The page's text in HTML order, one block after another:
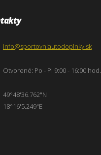
info@sportovniautodoplnky.sk
Otvorené: Po - Pi 9:00 - 16:00 hod.
49°48'36.762"N
18°16'5.249"E